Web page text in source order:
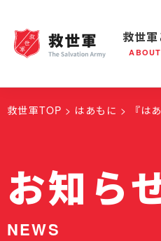
救世
救世軍とは 世界が
救世軍TOP はあもに 『は
お知ら
NEWS